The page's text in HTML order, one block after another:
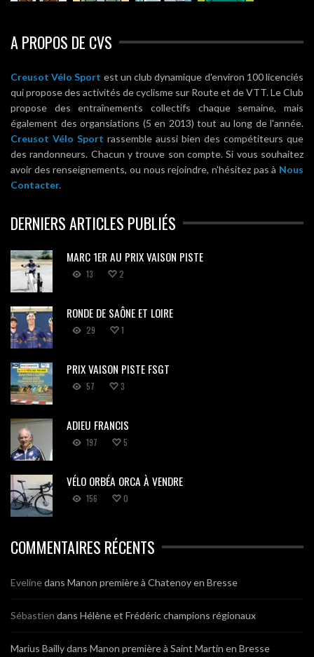
A PROPOS DE CVS
Creusot Vélo Sport est un club dynamique d'environ 100 licenciés
qui propose des activités de cyclisme sur Route et de VTT. Le Club
propose des entraînements collectifs chaque semaine, mais
également des organsiations (5 en 2013) tout au long de l'année.
Creusot Vélo Sport rassemble aussi bien des compétiteurs que
des randonneurs. Chacun y trouve son compte. Si vous souhaitez
avoir des renseignements, ou nous rejoindre, n'hésitez pas à Nous
Contacter.
DERNIERS ARTICLES PUBLIÉS
MARC 1ER AU PRIX VAISON PISTE
13 2
RONDE DE SAÔNE ET LOIRE
29 1
PRIX VAISON PISTE FSGT
57 3
ADIEU FRANCIS
197 5
VÉLO ORBÉA ORCA À VENDRE
156 0
COMMENTAIRES RÉCENTS
Evelinedans Manon première à Chatenoy en Bresse
Sébastien dans Hélène et Frédéric champions régionaux
Marius Baillydans Manon première à Saint Martin en Bresse